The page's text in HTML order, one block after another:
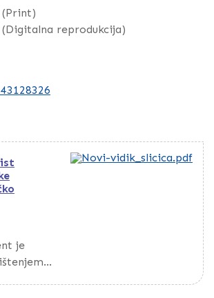
(Print)
(Digitalna reprodukcija)
je